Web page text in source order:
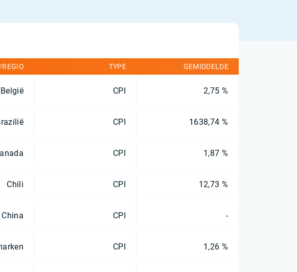
TYPE GEMIDDELDE
België CPI 2,75 %
CPI 1638,74 %
CPI 1,87 %
Chili CPI 12,73 %
China CPI -
CPI 1,26 %